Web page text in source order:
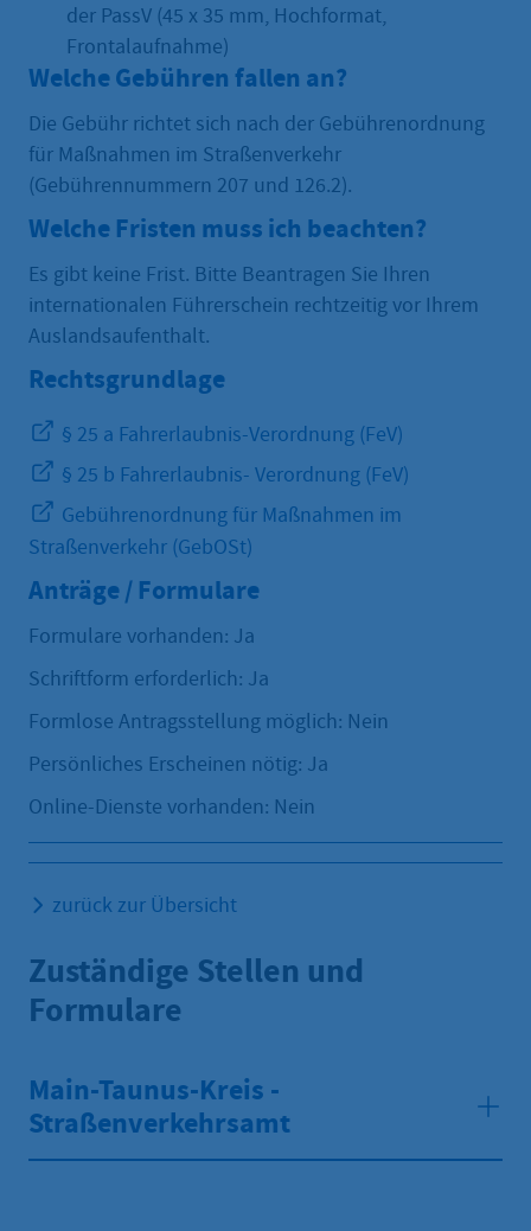
der PassV (45 x 35 mm, Hochformat,
Frontalaufnahme)
Welche Gebühren fallen an?
Die Gebühr richtet sich nach der Gebührenordnung
für Maßnahmen im Straßenverkehr
(Gebührennummern 207 und 126.2).
Welche Fristen muss ich beachten?
Es gibt keine Frist. Bitte Beantragen Sie Ihren
internationalen Führerschein rechtzeitig vor Ihrem
Auslandsaufenthalt.
Rechtsgrundlage
§ 25 a Fahrerlaubnis-Verordnung (FeV)
§ 25 b Fahrerlaubnis- Verordnung (FeV)
Gebührenordnung für Maßnahmen im
Straßenverkehr (GebOSt)
Anträge / Formulare
Formulare vorhanden: Ja
Schriftform erforderlich: Ja
Formlose Antragsstellung möglich: Nein
Persönliches Erscheinen nötig: Ja
Online-Dienste vorhanden: Nein
zurück zur Übersicht
Zuständige Stellen und
Formulare
Main-Taunus-Kreis -
Straßenverkehrsamt